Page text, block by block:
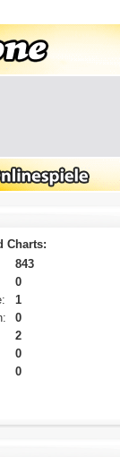
Charts:
843
0
1
0
2
0
0